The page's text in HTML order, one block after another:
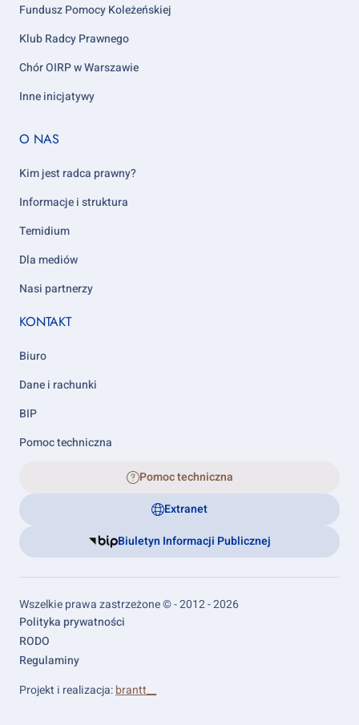
Fundusz Pomocy Koleżeńskiej
Klub Radcy Prawnego
Chór OIRP w Warszawie
Inne inicjatywy
Footer
5
O NAS
Kim jest radca prawny?
Informacje i struktura
Temidium
Dla mediów
Nasi partnerzy
KONTAKT
Biuro
Dane i rachunki
BIP
Pomoc techniczna
Pomoc techniczna
Extranet
Biuletyn Informacji Publicznej
Wszelkie prawa zastrzeżone © - 2012 - 2026
Footer
links
Polityka prywatności
RODO
Regulaminy
Projekt i realizacja:brantt__